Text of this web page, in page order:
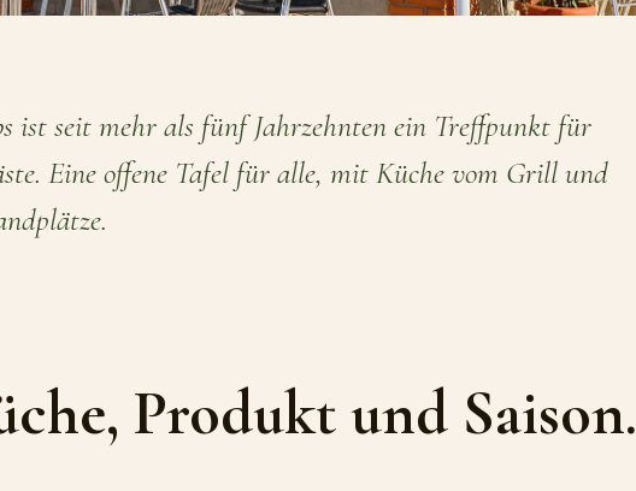
ist seit mehr als fünf Jahrzehnten ein Treffpunkt für
Eine offene Tafel für alle, mit Küche vom Grill und
Produkt und Saison.